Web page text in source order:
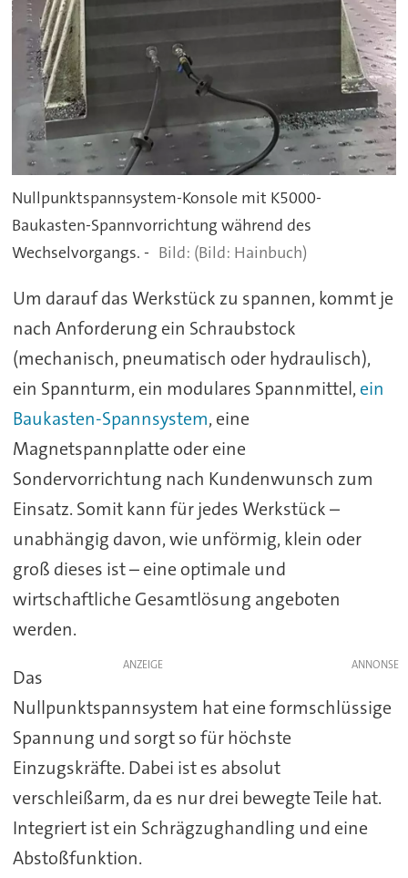
Nullpunktspannsystem-Konsole mit K5000-
Baukasten-Spannvorrichtung während des
Wechselvorgangs. -
(Bild: Hainbuch)
Um darauf das Werkstück zu spannen, kommt je
nach Anforderung ein Schraubstock
(mechanisch, pneumatisch oder hydraulisch),
ein Spannturm, ein modulares Spannmittel, ein
Baukasten-Spannsystem, eine
Magnetspannplatte oder eine
Sondervorrichtung nach Kundenwunsch zum
Einsatz. Somit kann für jedes Werkstück –
unabhängig davon, wie unförmig, klein oder
groß dieses ist – eine optimale und
wirtschaftliche Gesamtlösung angeboten
werden.
ANZEIGE
Das
Nullpunktspannsystem hat eine formschlüssige
Spannung und sorgt so für höchste
Einzugskräfte. Dabei ist es absolut
verschleißarm, da es nur drei bewegte Teile hat.
Integriert ist ein Schrägzughandling und eine
Abstoßfunktion.